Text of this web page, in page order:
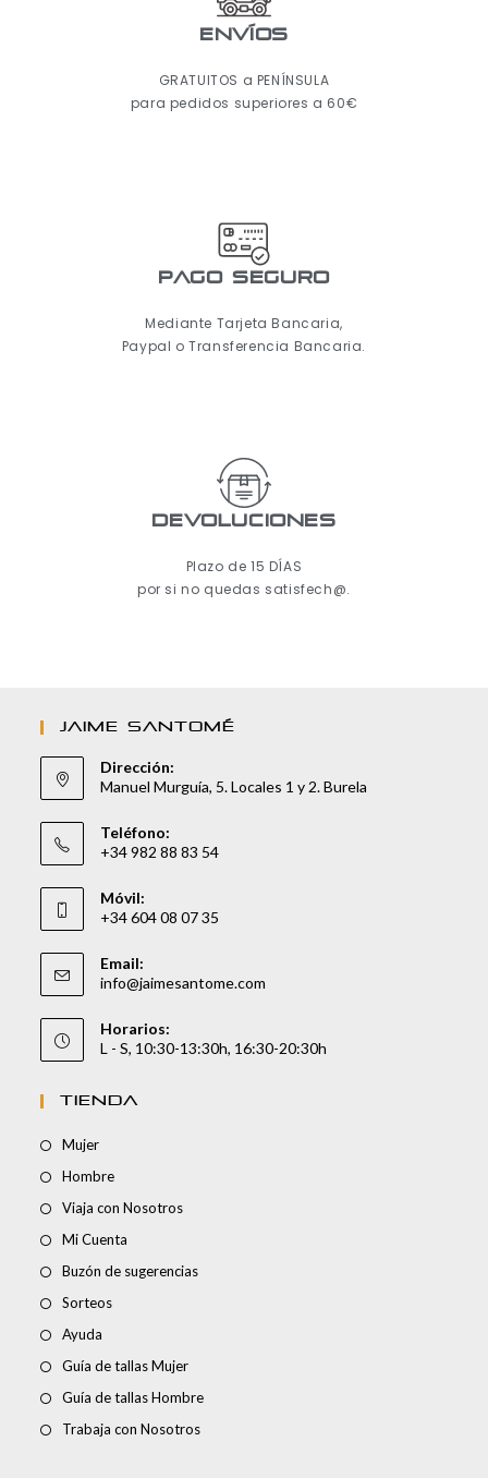
ENVÍOS
GRATUITOS a PENÍNSULA
para pedidos superiores a 60€
pago seguro
Mediante Tarjeta Bancaria,
Paypal o Transferencia Bancaria.
Devoluciones
Plazo de 15 DÍAS
por si no quedas satisfech@.
JAIME SANTOMÉ
Dirección:
Manuel Murguía, 5. Locales 1 y 2. Burela
Teléfono:
+34 982 88 83 54
Móvil:
+34 604 08 07 35
Email:
info@jaimesantome.com
Horarios:
L - S, 10:30-13:30h, 16:30-20:30h
TIENDA
Mujer
Hombre
Viaja con Nosotros
Mi Cuenta
Buzón de sugerencias
Sorteos
Ayuda
Guía de tallas Mujer
Guía de tallas Hombre
Trabaja con Nosotros